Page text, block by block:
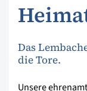
Das
die Tore.
Unsere